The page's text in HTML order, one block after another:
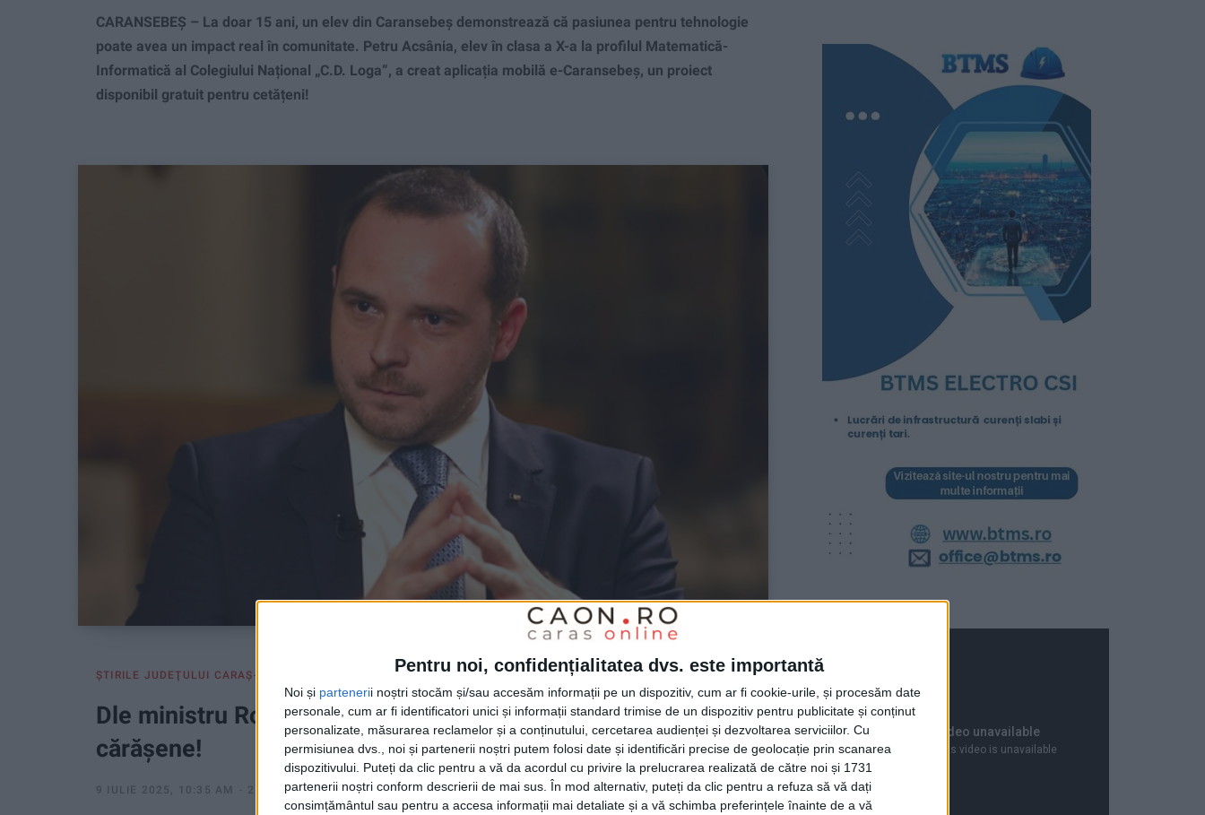
Pentru noi, confidențialitatea dvs. este importantă
Noi și partenerii noștri stocăm și/sau accesăm informații pe un dispozitiv, cum ar fi cookie-urile, și procesăm date
personale, cum ar fi identificatori unici și informații standard trimise de un dispozitiv pentru publicitate și conținut
personalizate, măsurarea reclamelor și a conținutului, cercetarea audienței și dezvoltarea serviciilor. Cu
permisiunea dvs., noi și partenerii noștri putem folosi date și identificări precise de geolocație prin scanarea
dispozitivului. Puteți da clic pentru a vă da acordul cu privire la prelucrarea realizată de către noi și 1731
partenerii noștri conform descrierii de mai sus. În mod alternativ, puteți da clic pentru a refuza să vă dați
consimțământul sau pentru a accesa informații mai detaliate și a vă schimba preferințele înainte de a vă
CARANSEBEȘ – La doar 15 ani, un elev din Caransebeș demonstrează că pasiunea pentru tehnologie
poate avea un impact real în comunitate. Petru Acsânia, elev în clasa a X-a la profilul Matematică-
Informatică al Colegiului Național „C.D. Loga“, a creat aplicația mobilă e-Caransebeș, un proiect
disponibil gratuit pentru cetățeni!
ŞTIRILE JUDEŢULUI CARAŞ-SEVERIN
Dle ministru Rogobete, luați masa și în spitalele
cărășene!
9 IULIE 2025, 10:35 AM 2 MINUTE DE CITIRE